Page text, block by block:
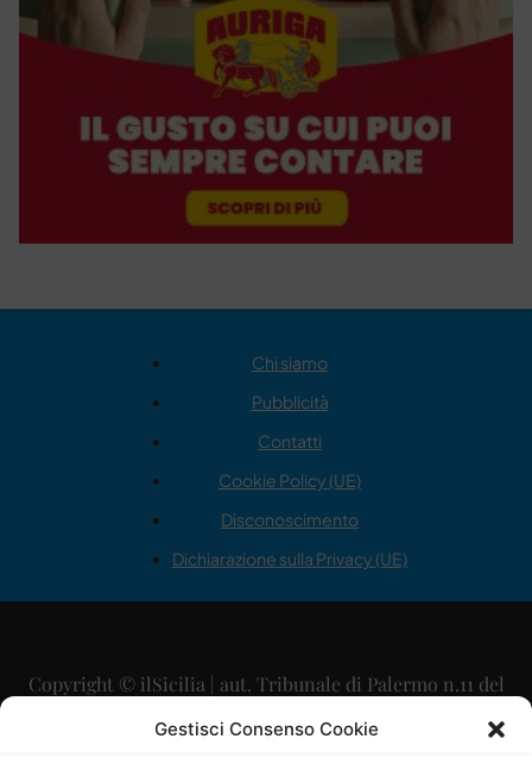
Gestisci Consenso Cookie
Chi siamo
Pubblicità
Contatti
Cookie Policy (UE)
Disconoscimento
Dichiarazione sulla Privacy (UE)
Copyright © ilSicilia | aut. Tribunale di Palermo n.11 del
29/09/2015